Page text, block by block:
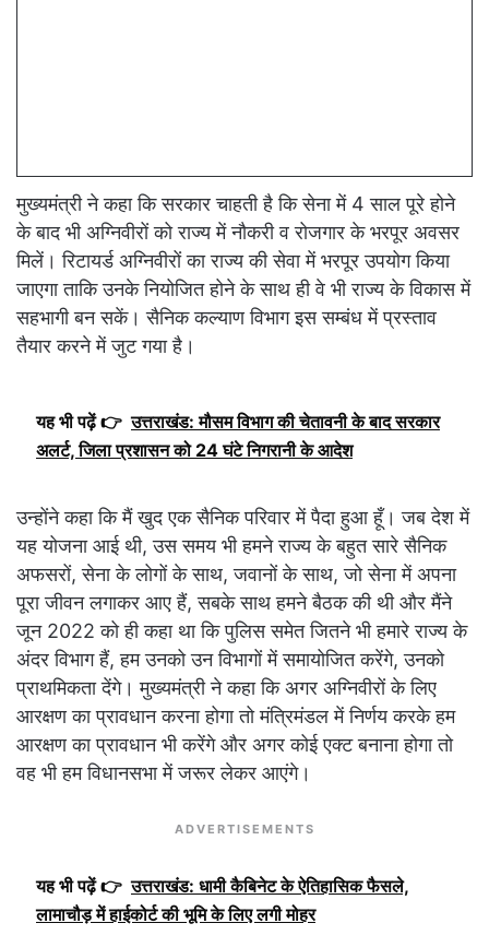
मुख्यमंत्री ने कहा कि सरकार चाहती है कि सेना में 4 साल पूरे होने
के बाद भीअग्निवीरों को राज्य में नौकरी व रोजगार के भरपूर अवसर
मिलें। रिटायर्ड अग्निवीरों का राज्य की सेवा में भरपूर उपयोग किया
जाएगा ताकि उनके नियोजित होने के साथ ही वे भी राज्य के विकास में
सहभागी बन सकें। सैनिक कल्याण विभाग इस सम्बंध में प्रस्ताव
तैयार करने में जुट गया है।
यह भी पढ़ें 👉 उत्तराखंड: मौसम विभाग की चेतावनी के बाद सरकार
अलर्ट, जिला प्रशासन को 24 घंटे निगरानी के आदेश
उन्होंने कहा कि मैं खुद एक सैनिक परिवार में पैदा हुआ हूँ। जब देश में
यह योजना आई थी, उस समय भी हमने राज्य के बहुत सारे सैनिक
अफसरों, सेना के लोगों के साथ, जवानों के साथ, जो सेना में अपना
पूरा जीवन लगाकर आए हैं, सबके साथ हमने बैठक की थी और मैंने
जून 2022 को ही कहा था कि पुलिस समेत जितने भी हमारे राज्य के
अंदर विभाग हैं, हम उनको उन विभागों में समायोजित करेंगे, उनको
प्राथमिकता देंगे। मुख्यमंत्री ने कहा कि अगर अग्निवीरों के लिए
आरक्षण का प्रावधान करना होगा तो मंत्रिमंडल में निर्णय करके हम
आरक्षण का प्रावधान भी करेंगे और अगर कोई एक्ट बनाना होगा तो
वह भी हम विधानसभा में जरूर लेकर आएंगे।
ADVERTISEMENTS
यह भी पढ़ें 👉 उत्तराखंड: धामी कैबिनेट के ऐतिहासिक फैसले,
लामाचौड़ में हाईकोर्ट की भूमि के लिए लगी मोहर